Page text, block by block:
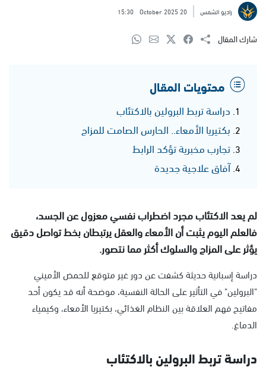
راديو الشمس 20 October 2025
15:30
شارك المقال
محتويات المقال
دراسة تربط البرولين بالاكتئاب
بكتيريا الأمعاء.. الحارس الصامت للمزاج
تجارب مخبرية تؤكد الرابط
آفاق علاجية جديدة
لم يعد الاكتئاب مجرد اضطراب نفسي معزول عن الجسد،
فالعلم اليوم يثبت أن الأمعاء والعقل يرتبطان بخط تواصل دقيق
يؤثر على المزاج والسلوك أكثر مما نتصور.
دراسة إسبانية حديثة كشفت عن دور غير متوقع للحمض الأميني
"البرولين" في التأثير على الحالة النفسية، موضحة أنه قد يكون أحد
مفاتيح فهم العلاقة بين النظام الغذائي، بكتيريا الأمعاء، وكيمياء
الدماغ.
دراسة تربط البرولين بالاكتئاب